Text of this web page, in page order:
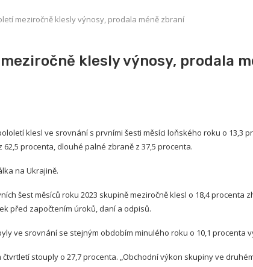
meziročně klesly výnosy, prodala méně zbraní
klesly výnosy, prodala
klesl ve srovnání s prvními šesti měsíci loňského roku o 13,3
procenta, dlouhé palné zbraně z 37,5 procenta.
na Ukrajině.
šest měsíců roku 2023 skupině meziročně klesl o 18,4 procenta
před započtením úroků, daní a odpisů.
ve srovnání se stejným obdobím minulého roku o 10,1 procenta
stouply o 27,7 procenta. „Obchodní výkon skupiny ve